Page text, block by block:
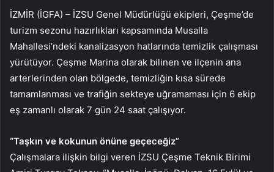
İZMİR (İGFA) – İZSU Genel Müdürlüğü ekipleri, Çeşme’de
turizm sezonu hazırlıkları kapsamında Musalla
Mahallesi’ndeki kanalizasyon hatlarında temizlik çalışması
yürütüyor. Çeşme Marina olarak bilinen ve ilçenin ana
arterlerinden olan bölgede, temizliğin kısa sürede
tamamlanması ve trafiğin sekteye uğramaması için 6 ekip
eş zamanlı olarak 7 gün 24 saat çalışıyor.
“Taşkın ve kokunun önüne geçeceğiz”
Çalışmalara ilişkin bilgi veren İZSU Çeşme Teknik Birimi